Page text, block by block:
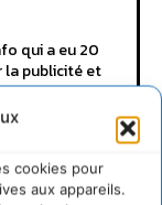
cookies pour
aux appareils.
qui a eu 20
la publicité et
participatif
de recenser
pour agir
bénéfique
vivant.